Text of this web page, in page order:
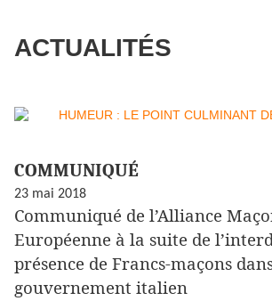
ACTUALITÉS
COMMUNIQUÉ
23 mai 2018
Communiqué de l’Alliance
Européenne à la suite de
présence de Francs-maçons
gouvernement italien